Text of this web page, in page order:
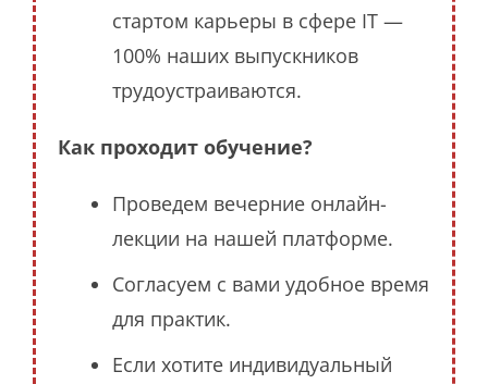
стартом карьеры в сфере IT —
100% наших выпускников
трудоустраиваются.
Как проходит обучение?
Проведем вечерние онлайн-
лекции на нашей платформе.
Согласуем с вами удобное время
для практик.
Если хотите индивидуальный